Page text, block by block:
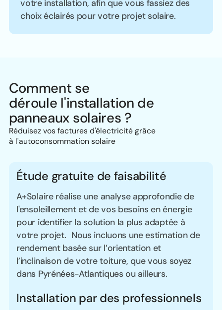
votre installation, afin que vous fassiez des
choix éclairés pour votre projet solaire.
Comment se
déroule l'installation de
panneaux solaires ?
Réduisez vos factures d'électricité grâce
à l'autoconsommation solaire
Étude gratuite de faisabilité
A+Solaire réalise une analyse approfondie de
l'ensoleillement et de vos besoins en énergie
pour identifier la solution la plus adaptée à
votre projet. Nous incluons une estimation de
rendement basée sur l’orientation et
l’inclinaison de votre toiture, que vous soyez
dans Pyrénées-Atlantiques ou ailleurs.
Installation par des professionnels